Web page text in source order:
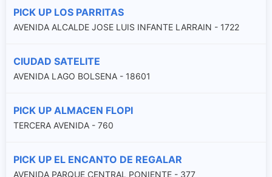
PICK UP LOS PARRITAS
AVENIDA ALCALDE JOSE LUIS INFANTE LARRAIN - 1722
CIUDAD SATELITE
AVENIDA LAGO BOLSENA - 18601
PICK UP ALMACEN FLOPI
TERCERA AVENIDA - 760
PICK UP EL ENCANTO DE REGALAR
AVENIDA PARQUE CENTRAL PONIENTE - 377